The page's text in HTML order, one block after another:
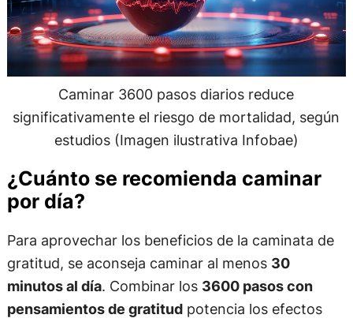
Caminar 3600 pasos diarios reduce
significativamente el riesgo de mortalidad, según
estudios (Imagen ilustrativa Infobae)
¿Cuánto se recomienda caminar
por día?
Para aprovechar los beneficios de la caminata de
gratitud, se aconseja caminar al menos 30
minutos al día. Combinar los 3600 pasos con
pensamientos de gratitudpotencia los efectos